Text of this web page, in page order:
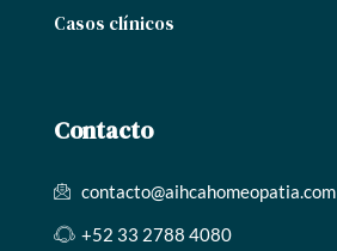
Casos clínicos
Contacto
contacto@aihcahomeopatia.com
+52 33 2788 4080